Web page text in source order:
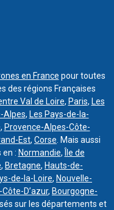
en France pour toutes
des régions Françaises
Val de Loire, Paris, Les
Alpes, Les Pays-de-la-
, Provence-Alpes-Côte-
Est, Corse . Mais aussi
: Normandie,
Île de
, Bretagne, Hauts-de-
de-la-Loire, Nouvelle-
D’azur, Bourgogne-
sur les départements et